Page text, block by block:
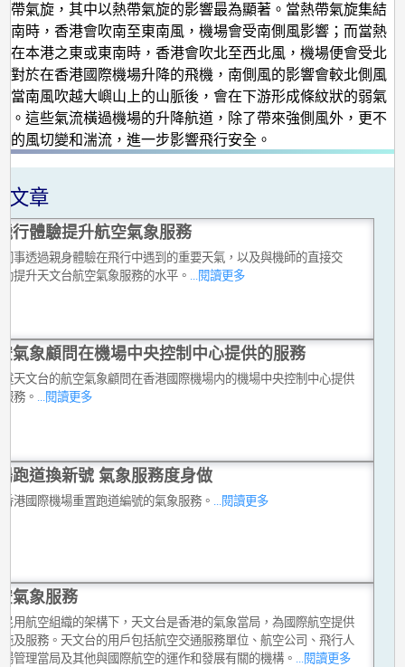
帶氣旋，其中以熱帶氣旋的影響最為顯著。當熱帶氣旋集結
南時，香港會吹南至東南風，機場會受南側風影響；而當熱
在本港之東或東南時，香港會吹北至西北風，機場便會受北
對於在香港國際機場升降的飛機，南側風的影響會較北側風
當南風吹越大嶼山上的山脈後，會在下游形成條紋狀的弱氣
。這些氣流橫過機場的升降航道，除了帶來強側風外，更不
的風切變和湍流，進一步影響飛行安全。
文章
行體驗提升航空氣象服務
事透過親身體驗在飛行中遇到的重要天氣，以及與機師的直接交
提升天文台航空氣象服務的水平。
...閱讀更多
氣象顧問在機場中央控制中心提供的服務
天文台的航空氣象顧問在香港國際機場内的機場中央控制中心提供
務。 ...閱讀更多
跑道換新號 氣象服務度身做
港國際機場重置跑道編號的氣象服務。 ...閱讀更多
氣象服務
用航空組織的架構下，天文台是香港的氣象當局，為國際航空提供
及服務。天文台的用戶包括航空交通服務單位、航空公司、飛行人
管理當局及其他與國際航空的運作和發展有關的機構。 ...閱讀更多